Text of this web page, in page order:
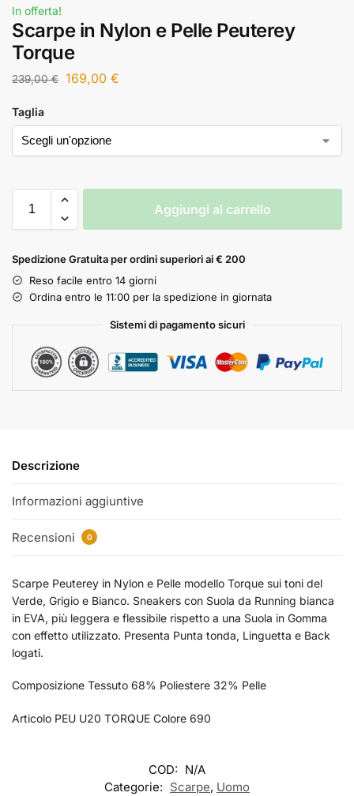
In offerta!
Scarpe in Nylon e Pelle Peuterey
Torque
239,00€ 169,00 €
Taglia
Aggiungi al carrello
Spedizione Gratuita per ordini superiori ai € 200
Reso facile entro 14 giorni
Ordina entro le 11:00 per la spedizione in giornata
Sistemi di pagamento sicuri
Descrizione
Informazioni aggiuntive
Recensioni 0
Scarpe Peuterey in Nylon e Pelle modello Torque sui toni del
Verde, Grigio e Bianco. Sneakers con Suola da Running bianca
in EVA, più leggera e flessibile rispetto a una Suola in Gomma
con effetto utilizzato. Presenta Punta tonda, Linguetta e Back
logati.
Composizione Tessuto 68% Poliestere 32% Pelle
Articolo PEU U20 TORQUE Colore 690
COD: N/A
Categorie: Scarpe, Uomo